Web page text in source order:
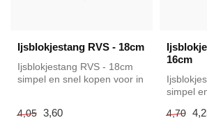
Ijsblokjestang RVS - 18cm
Ijsblokjestang RVS - 18cm
simpel en snel kopen voor in
4,05 3,60
16cm
simpel
4,70